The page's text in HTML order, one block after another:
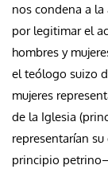
nos condena a la
por legitimar el
hombres y
el teólogo suizo
mujeres
de la Iglesia
representarían
principio